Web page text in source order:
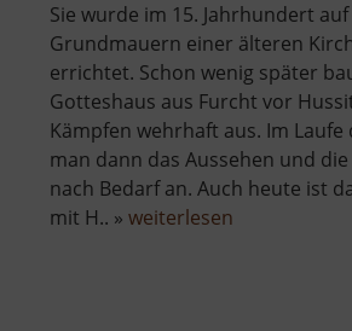
Sie wurde im 15. Jahrhundert
Grundmauern einer älteren
errichtet. Schon wenig später
Gotteshaus aus Furcht vor
Kämpfen wehrhaft aus. Im Laufe
man dann das Aussehen und
nach Bedarf an. Auch heute ist
mit H.. » weiterlesen